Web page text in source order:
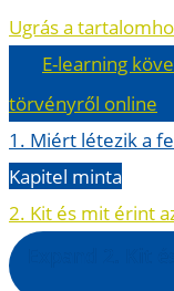
Ugrás a
E-learning
törvényről online
1. Miért létezik a
Kapitel minta
2. Kit és mit érint